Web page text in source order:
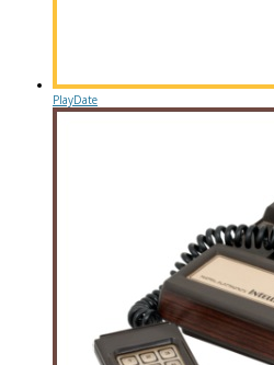
PlayDate